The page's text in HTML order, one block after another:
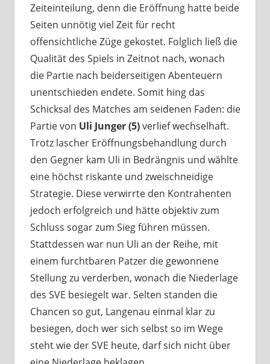
Zeiteinteilung, denn die Eröffnung hatte beide
Seiten unnötig viel Zeit für recht
offensichtliche Züge gekostet. Folglich ließ die
Qualität des Spiels in Zeitnot nach, wonach
die Partie nach beiderseitigen Abenteuern
unentschieden endete. Somit hing das
Schicksal des Matches am seidenen Faden: die
Partie von Uli Junger (5)verlief wechselhaft.
Trotz lascher Eröffnungsbehandlung durch
den Gegner kam Uli in Bedrängnis und wählte
eine höchst riskante und zweischneidige
Strategie. Diese verwirrte den Kontrahenten
jedoch erfolgreich und hätte objektiv zum
Schluss sogar zum Sieg führen müssen.
Stattdessen war nun Uli an der Reihe, mit
einem furchtbaren Patzer die gewonnene
Stellung zu verderben, wonach die Niederlage
des SVE besiegelt war. Selten standen die
Chancen so gut, Langenau einmal klar zu
besiegen, doch wer sich selbst so im Wege
steht wie der SVE heute, darf sich nicht über